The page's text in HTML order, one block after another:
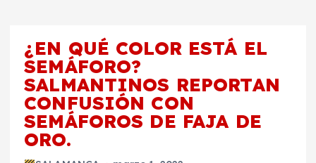
¿EN QUÉ COLOR ESTÁ EL
SEMÁFORO?
SALMANTINOS REPORTAN
CONFUSIÓN CON
SEMÁFOROS DE FAJA DE
ORO.